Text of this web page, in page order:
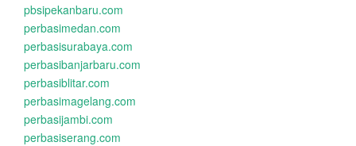
pbsipekanbaru.com
perbasimedan.com
perbasisurabaya.com
perbasibanjarbaru.com
perbasiblitar.com
perbasimagelang.com
perbasijambi.com
perbasiserang.com